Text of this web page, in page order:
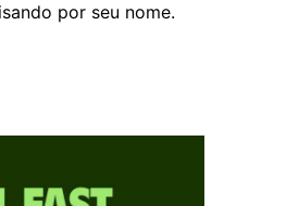
por seu nome.